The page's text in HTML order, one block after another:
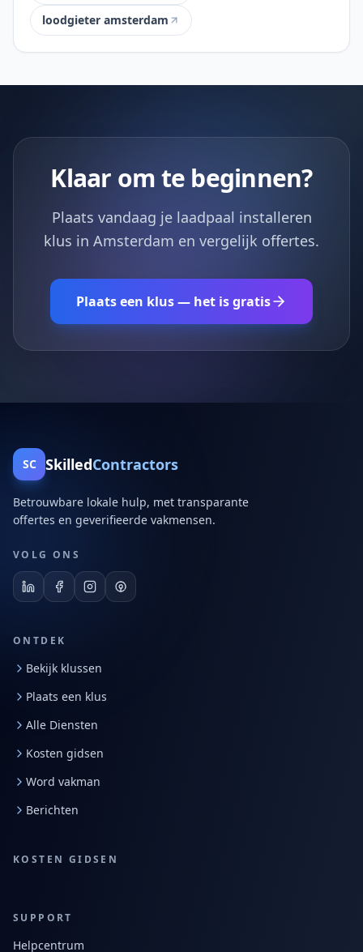
loodgieter amsterdam
Klaar om te beginnen?
Plaats vandaag je laadpaal installeren
klus in Amsterdam en vergelijk offertes.
Plaats een klus — het is gratis
SC SkilledContractors
Betrouwbare lokale hulp, met transparante
offertes en geverifieerde vakmensen.
VOLG ONS
ONTDEK
Bekijk klussen
Plaats een klus
Alle Diensten
Kosten gidsen
Word vakman
Berichten
KOSTEN GIDSEN
SUPPORT
Helpcentrum